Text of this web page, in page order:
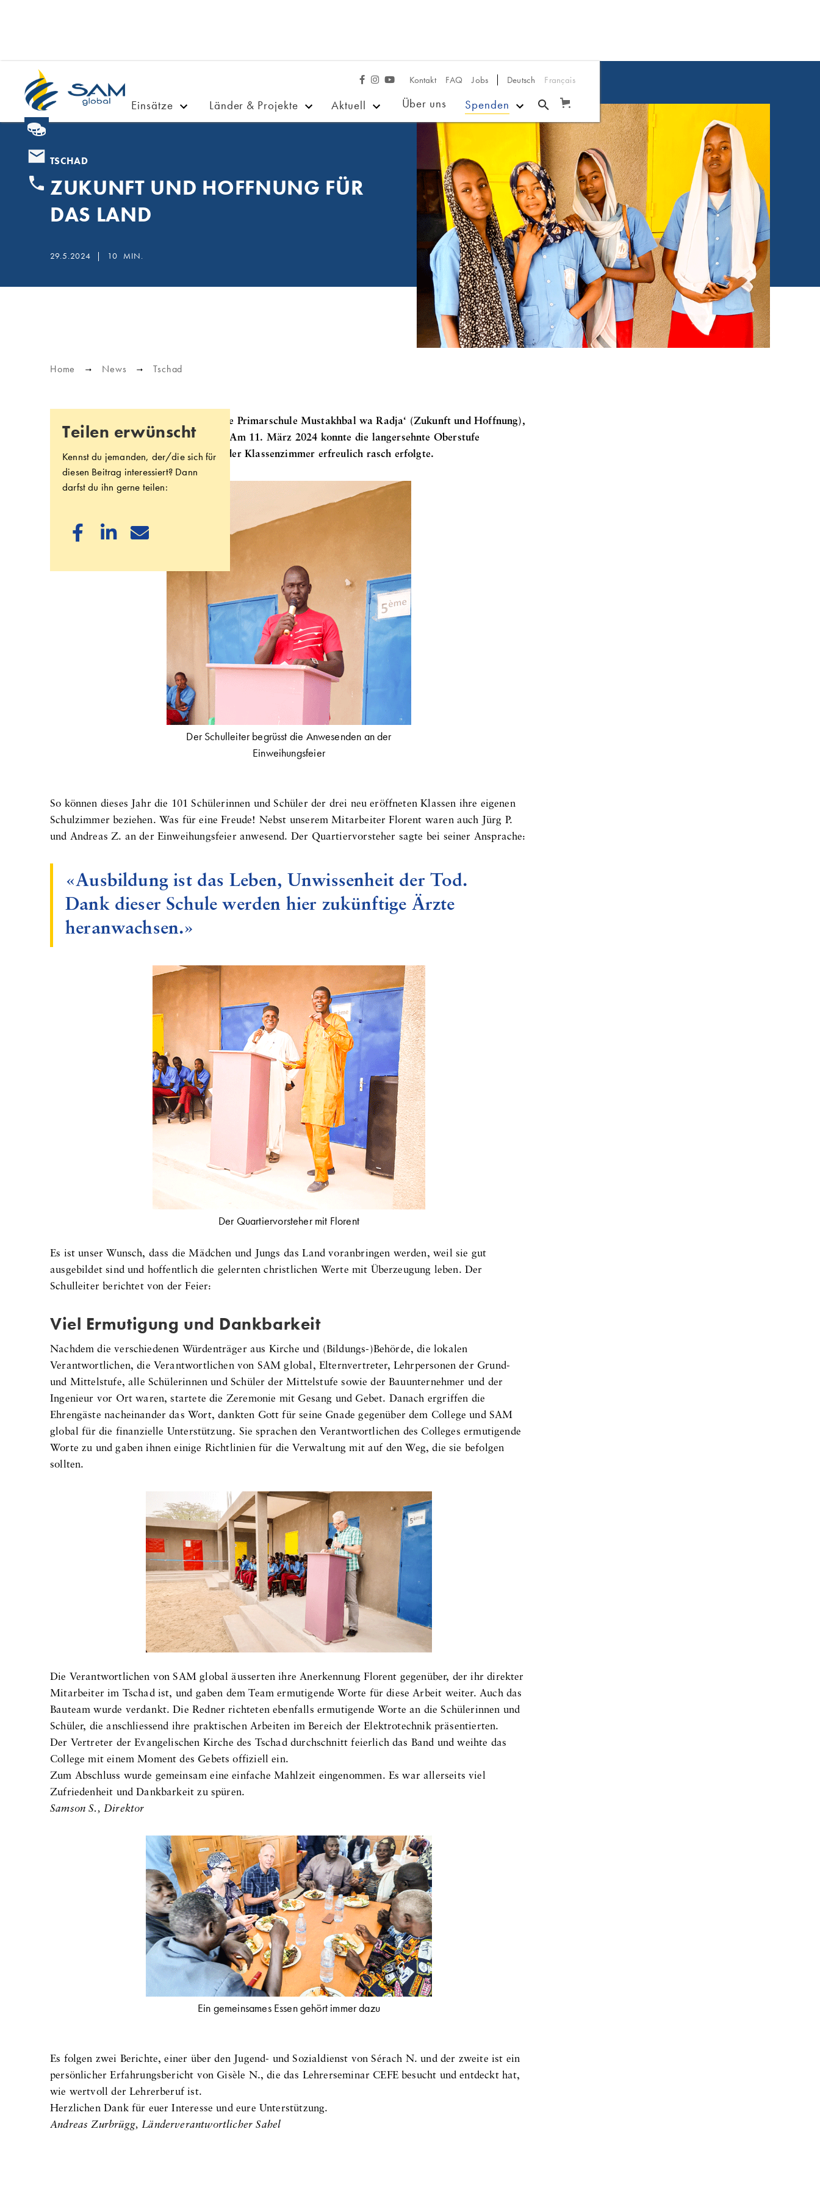
   Kontakt FAQ Jobs Deutsch Français
Einsätze Länder & Projekte Aktuell Über uns Spenden
TSCHAD
ZUKUNFT UND HOFFNUNG FÜR
DAS LAND
29.5.2024 | 10 MIN.
Home News Tschad
Schon seit fast zehn Jahren existiert die Primarschule Mustakhbal wa Radja‘ (Zukunft und Hoffnung),
die von SAM global gegründet wurde. Am 11. März 2024 konnte die langersehnte Oberstufe
eingeweiht werden, nachdem der Bau der Klassenzimmer erfreulich rasch erfolgte.
Der Schulleiter begrüsst die Anwesenden an der
Einweihungsfeier
So können dieses Jahr die 101 Schülerinnen und Schüler der drei neu eröffneten Klassen ihre eigenen
Schulzimmer beziehen. Was für eine Freude! Nebst unserem Mitarbeiter Florent waren auch Jürg P.
und Andreas Z. an der Einweihungsfeier anwesend. Der Quartiervorsteher sagte bei seiner Ansprache:
«Ausbildung ist das Leben, Unwissenheit der Tod.
Dank dieser Schule werden hier zukünftige Ärzte
heranwachsen.»
Der Quartiervorsteher mit Florent
Es ist unser Wunsch, dass die Mädchen und Jungs das Land voranbringen werden, weil sie gut
ausgebildet sind und hoffentlich die gelernten christlichen Werte mit Überzeugung leben. Der
Schulleiter berichtet von der Feier:
Viel Ermutigung und Dankbarkeit
Nachdem die verschiedenen Würdenträger aus Kirche und (Bildungs-)Behörde, die lokalen
Verantwortlichen, die Verantwortlichen von SAM global, Elternvertreter, Lehrpersonen der Grund-
und Mittelstufe, alle Schülerinnen und Schüler der Mittelstufe sowie der Bauunternehmer und der
Ingenieur vor Ort waren, startete die Zeremonie mit Gesang und Gebet. Danach ergriffen die
Ehrengäste nacheinander das Wort, dankten Gott für seine Gnade gegenüber dem College und SAM
global für die finanzielle Unterstützung. Sie sprachen den Verantwortlichen des Colleges ermutigende
Worte zu und gaben ihnen einige Richtlinien für die Verwaltung mit auf den Weg, die sie befolgen
sollten.
Die Verantwortlichen von SAM global äusserten ihre Anerkennung Florent gegenüber, der ihr direkter
Mitarbeiter im Tschad ist, und gaben dem Team ermutigende Worte für diese Arbeit weiter. Auch das
Bauteam wurde verdankt. Die Redner richteten ebenfalls ermutigende Worte an die Schülerinnen und
Schüler, die anschliessend ihre praktischen Arbeiten im Bereich der Elektrotechnik präsentierten.
Der Vertreter der Evangelischen Kirche des Tschad durchschnitt feierlich das Band und weihte das
College mit einem Moment des Gebets offiziell ein.
Zum Abschluss wurde gemeinsam eine einfache Mahlzeit eingenommen. Es war allerseits viel
Zufriedenheit und Dankbarkeit zu spüren.
Samson S., Direktor
Ein gemeinsames Essen gehört immer dazu
Es folgen zwei Berichte, einer über den Jugend- und Sozialdienst von Sérach N. und der zweite ist ein
persönlicher Erfahrungsbericht von Gisèle N., die das Lehrerseminar CEFE besucht und entdeckt hat,
wie wertvoll der Lehrerberuf ist.
Herzlichen Dank für euer Interesse und eure Unterstützung.
Andreas Zurbrügg, Länderverantwortlicher Sahel
Teilen erwünscht
Kennst du jemanden, der/die sich für
diesen Beitrag interessiert? Dann
darfst du ihn gerne teilen:
  